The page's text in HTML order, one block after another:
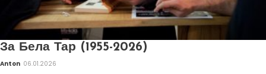
За Бела Тар (1955-2026)
Anton 06.01.2026